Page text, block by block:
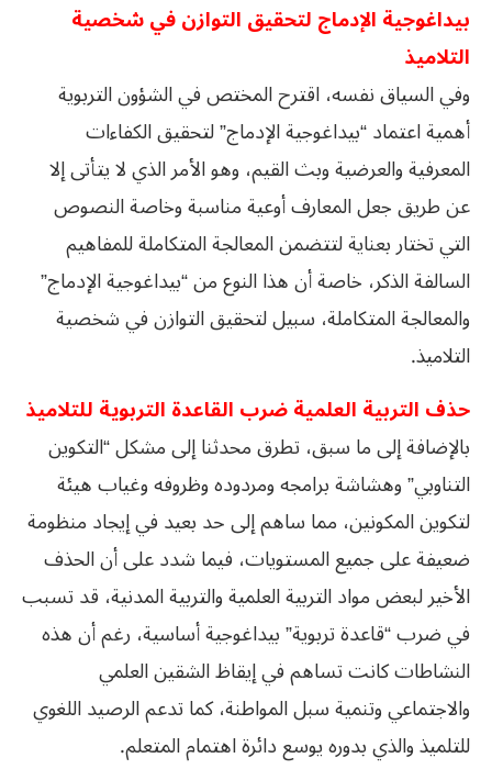
بيداغوجية الإدماج لتحقيق التوازن في شخصية
التلاميذ
وفي السياق نفسه، اقترح المختص في الشؤون التربوية
أهمية اعتماد “بيداغوجية الإدماج” لتحقيق الكفاءات
المعرفية والعرضية وبث القيم، وهو الأمر الذي لا يتأتى إلا
عن طريق جعل المعارف أوعية مناسبة وخاصة النصوص
التي تختار بعناية لتتضمن المعالجة المتكاملة للمفاهيم
السالفة الذكر، خاصة أن هذا النوع من “بيداغوجية الإدماج”
والمعالجة المتكاملة، سبيل لتحقيق التوازن في شخصية
التلاميذ.
حذف التربية العلمية ضرب القاعدة التربوية للتلاميذ
بالإضافة إلى ما سبق، تطرق محدثنا إلى مشكل “التكوين
التناوبي” وهشاشة برامجه ومردوده وظروفه وغياب هيئة
لتكوين المكونين، مما ساهم إلى حد بعيد في إيجاد منظومة
ضعيفة على جميع المستويات، فيما شدد على أن الحذف
الأخير لبعض مواد التربية العلمية والتربية المدنية، قد تسبب
في ضرب “قاعدة تربوية” بيداغوجية أساسية، رغم أن هذه
النشاطات كانت تساهم في إيقاظ الشقين العلمي
والاجتماعي وتنمية سبل المواطنة، كما تدعم الرصيد اللغوي
للتلميذ والذي بدوره يوسع دائرة اهتمام المتعلم.